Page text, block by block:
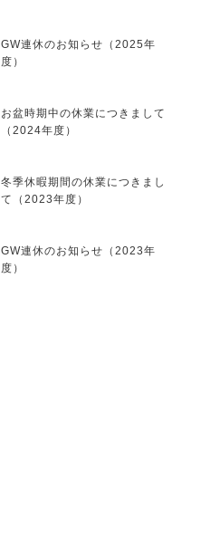
GW連休のお知らせ（2025年
度）
お盆時期中の休業につきまして
（2024年度）
冬季休暇期間の休業につきまし
て（2023年度）
GW連休のお知らせ（2023年
度）